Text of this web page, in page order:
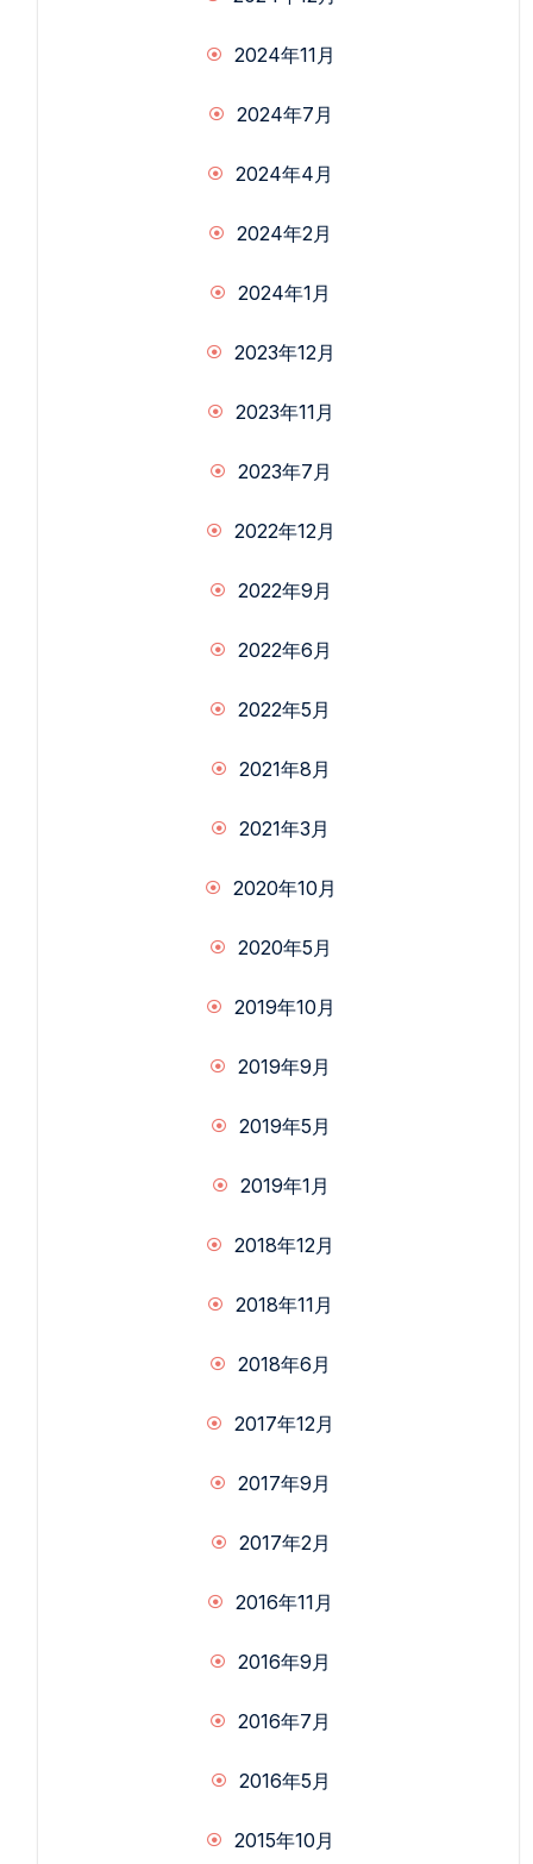
2024年11月
2024年7月
2024年4月
2024年2月
2024年1月
2023年12月
2023年11月
2023年7月
2022年12月
2022年9月
2022年6月
2022年5月
2021年8月
2021年3月
2020年10月
2020年5月
2019年10月
2019年9月
2019年5月
2019年1月
2018年12月
2018年11月
2018年6月
2017年12月
2017年9月
2017年2月
2016年11月
2016年9月
2016年7月
2016年5月
2015年10月